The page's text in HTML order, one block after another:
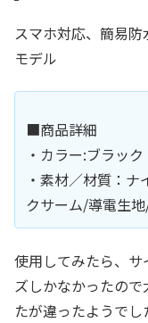
スマホ対応、簡易
モデル
■商品詳細
・カラー:ブラック
・素材／材質：
クサーム/導電生
使用してみたら、
ズしかなかったの
たが違ったようでし